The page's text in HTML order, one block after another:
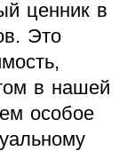
ценник в
Это
в нашей
особое